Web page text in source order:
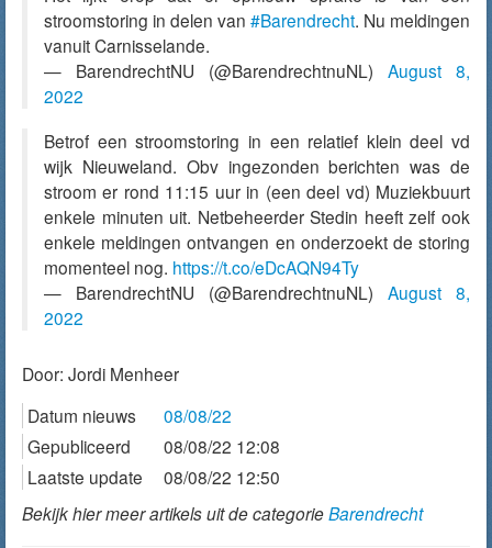
stroomstoring in delen van #Barendrecht. Nu meldingen
vanuit Carnisselande.
— BarendrechtNU (@BarendrechtnuNL) August 8,
2022
Betrof een stroomstoring in een relatief klein deel vd
wijk Nieuweland. Obv ingezonden berichten was de
stroom er rond 11:15 uur in (een deel vd) Muziekbuurt
enkele minuten uit. Netbeheerder Stedin heeft zelf ook
enkele meldingen ontvangen en onderzoekt de storing
momenteel nog. https://t.co/eDcAQN94Ty
— BarendrechtNU (@BarendrechtnuNL) August 8,
2022
Door: Jordi Menheer
Datum nieuws
08/08/22
Gepubliceerd
08/08/22 12:08
Laatste update
08/08/22 12:50
Bekijk hier meer artikels uit de categorieBarendrecht